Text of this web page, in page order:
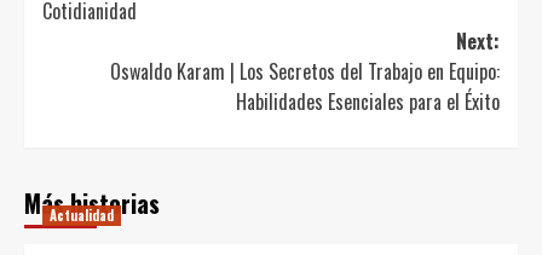
Cotidianidad
Next:
Oswaldo Karam | Los Secretos del Trabajo en Equipo:
Habilidades Esenciales para el Éxito
Más historias
Actualidad